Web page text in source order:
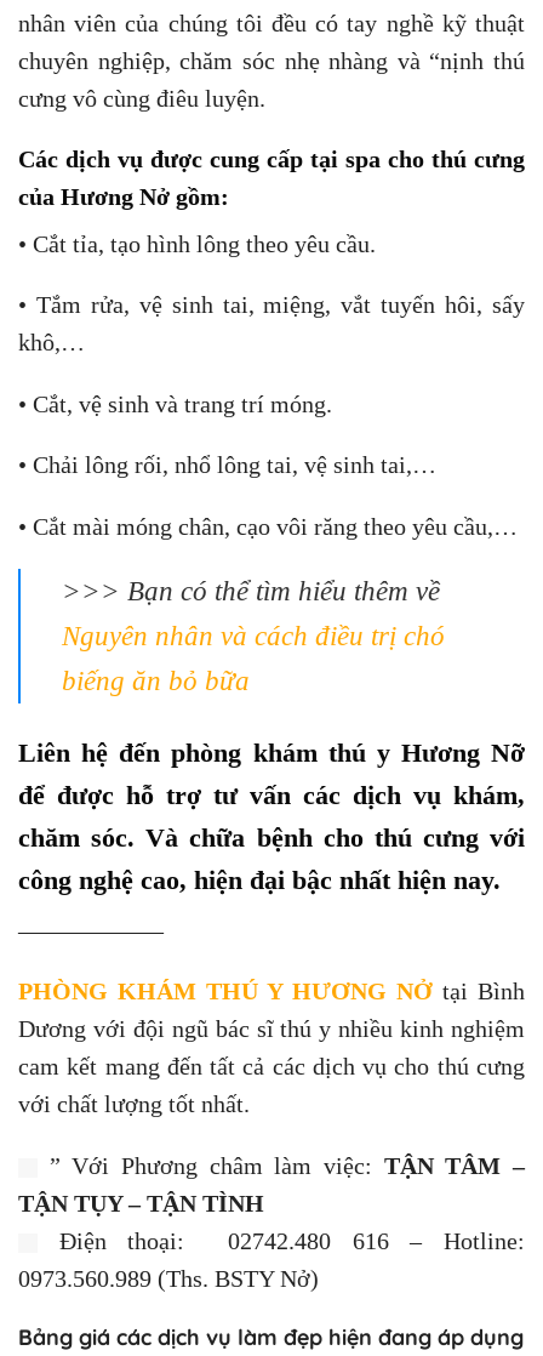
nhân viên của chúng tôi đều có tay nghề kỹ thuật
chuyên nghiệp, chăm sóc nhẹ nhàng và “nịnh thú
cưng vô cùng điêu luyện.
Các dịch vụ được cung cấp tại spa cho thú cưng
của Hương Nở gồm:
• Cắt tỉa, tạo hình lông theo yêu cầu.
• Tắm rửa, vệ sinh tai, miệng, vắt tuyến hôi, sấy
khô,…
• Cắt, vệ sinh và trang trí móng.
• Chải lông rối, nhổ lông tai, vệ sinh tai,…
• Cắt mài móng chân, cạo vôi răng theo yêu cầu,…
>>> Bạn có thể tìm hiểu thêm về
Nguyên nhân và cách điều trị chó
biếng ăn bỏ bữa
Liên hệ đến phòng khám thú y Hương Nỡ
để được hỗ trợ tư vấn các dịch vụ khám,
chăm sóc. Và chữa bệnh cho thú cưng với
công nghệ cao, hiện đại bậc nhất hiện nay.
——————
PHÒNG KHÁM THÚ Y HƯƠNG NỞ tại Bình
Dương với đội ngũ bác sĩ thú y nhiều kinh nghiệm
cam kết mang đến tất cả các dịch vụ cho thú cưng
với chất lượng tốt nhất.
” Với Phương châm làm việc: TẬN TÂM –
TẬN TỤY – TẬN TÌNH
Điện thoại: 02742.480 616 – Hotline:
0973.560.989 (Ths. BSTY Nở)
Bảng giá các dịch vụ làm đẹp hiện đang áp dụng